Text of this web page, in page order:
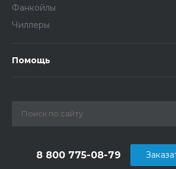
Фанкойлы
Чиллеры
Помощь
8 800 775-08-79